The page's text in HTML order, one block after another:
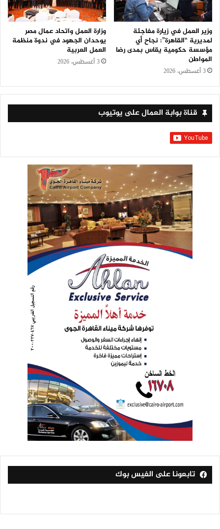
وزير العمل في زيارة مفاجئة
لمديرية “القاهرة”: نجاح أي
مؤسسة حكومية يقاس بمدى رضا
المواطن
3 أغسطس، 2026
وزارة العمل واتحاد عمال مصر
يوحدان الجهود في ندوة منظمة
العمل العربية
3 أغسطس، 2026
قناة بوابة العمال على يوتيوب
تابعونا على الفيس بوك